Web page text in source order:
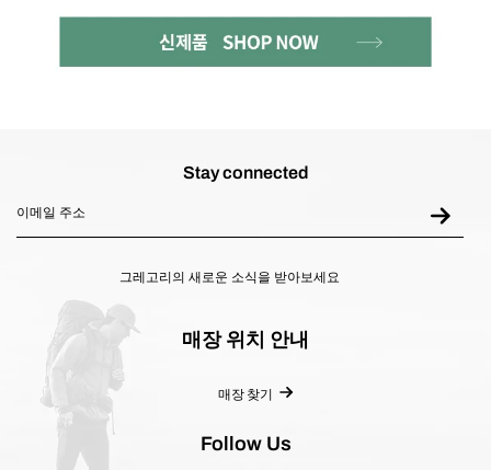
Stay connected
그레고리의 새로운 소식을 받아보세요
매장 위치 안내
매장 찾기
Follow Us